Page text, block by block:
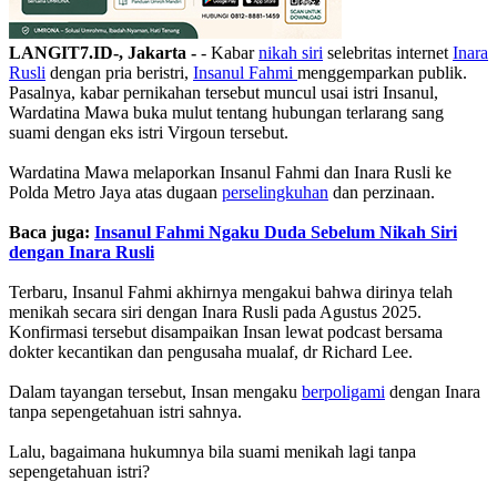
LANGIT7.ID-, Jakarta - - Kabarnikah siri selebritas internet Inara
Rusli dengan pria beristri, Insanul Fahmi menggemparkan publik.
Pasalnya, kabar pernikahan tersebut muncul usai istri Insanul,
Wardatina Mawa buka mulut tentang hubungan terlarang sang
suami dengan eks istri Virgoun tersebut.
Wardatina Mawa melaporkan Insanul Fahmi dan Inara Rusli ke
Polda Metro Jaya atas dugaan perselingkuhan dan perzinaan.
Baca juga: Insanul Fahmi Ngaku Duda Sebelum Nikah Siri
dengan Inara Rusli
Terbaru, Insanul Fahmi akhirnya mengakui bahwa dirinya telah
menikah secara siri dengan Inara Rusli pada Agustus 2025.
Konfirmasi tersebut disampaikan Insan lewat podcast bersama
dokter kecantikan dan pengusaha mualaf, dr Richard Lee.
Dalam tayangan tersebut, Insan mengaku berpoligami dengan Inara
tanpa sepengetahuan istri sahnya.
Lalu, bagaimana hukumnya bila suami menikah lagi tanpa
sepengetahuan istri?